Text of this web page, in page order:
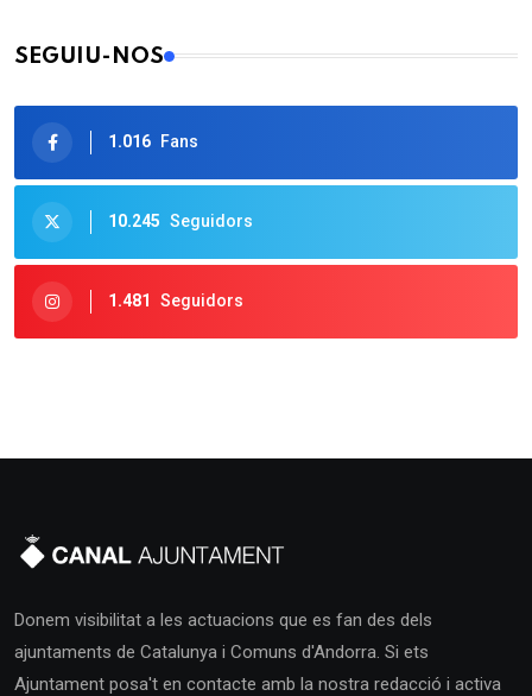
SEGUIU-NOS
1.016 Fans
10.245 Seguidors
1.481 Seguidors
Donem visibilitat a les actuacions que es fan des dels
ajuntaments de Catalunya i Comuns d'Andorra. Si ets
Ajuntament posa't en contacte amb la nostra redacció i activa